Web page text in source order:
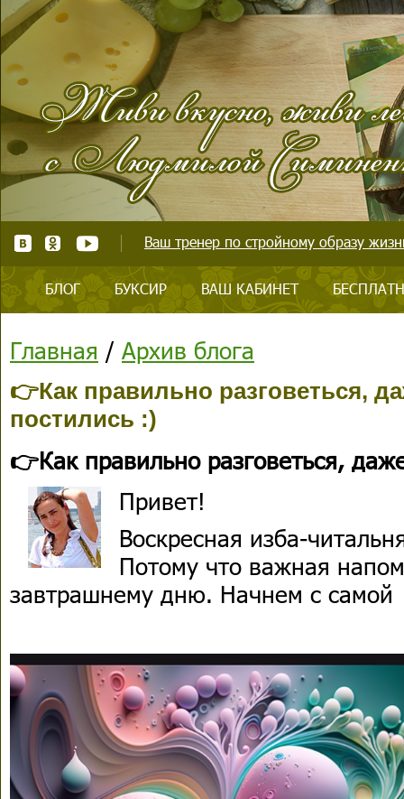
Ваш тренер по стройному образу
БЛОГ БУКСИР ВАШ КАБИНЕТ
Главная / Архив блога
👉Как правильно разговеться,
постились :)
👉Как правильно разговеться,
Привет!
Воскресная изба-
Потому что важная
завтрашнему дню. Начнем с